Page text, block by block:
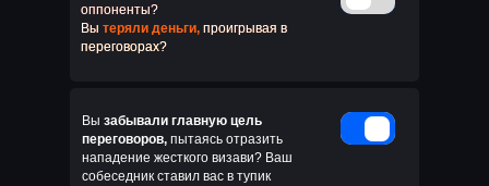
оппоненты?
Вы теряли деньги, проигрывая в
переговорах?
Вы забывали главную цель
переговоров, пытаясь отразить
нападение жесткого визави? Ваш
собеседник ставил вас в тупик